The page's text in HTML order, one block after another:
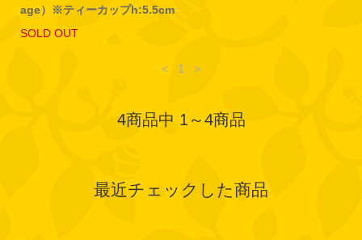
age）※ティーカップh:5.5cm
SOLD OUT
< 1 >
4商品中 1～4商品
最近チェックした商品